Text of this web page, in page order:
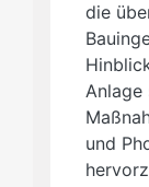
die
Anlage
und